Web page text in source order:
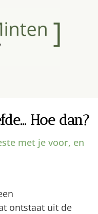
Hoe dan?
met je voor, en
ontstaat uit de